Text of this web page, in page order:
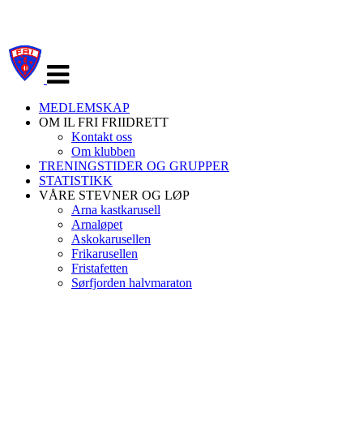
navigasjon
MEDLEMSKAP
OM IL FRI FRIIDRETT
Kontakt oss
Om klubben
TRENINGSTIDER OG GRUPPER
STATISTIKK
VÅRE STEVNER OG LØP
Arna kastkarusell
Arnaløpet
Askokarusellen
Frikarusellen
Fristafetten
Sørfjorden halvmaraton